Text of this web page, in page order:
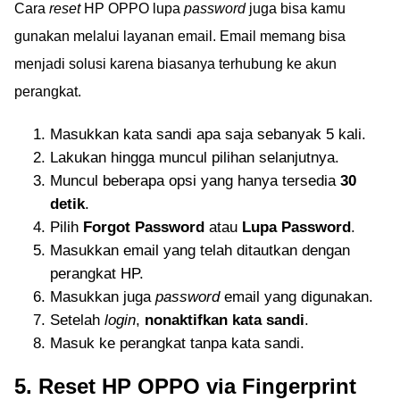
Cara resetHP OPPO lupa passwordjuga bisa kamu
gunakan melalui layanan email. Email memang bisa
menjadi solusi karena biasanya terhubung ke akun
perangkat.
Masukkan kata sandi apa saja sebanyak 5 kali.
Lakukan hingga muncul pilihan selanjutnya.
Muncul beberapa opsi yang hanya tersedia 30
detik.
Pilih Forgot Password atau Lupa Password .
Masukkan email yang telah ditautkan dengan
perangkat HP.
Masukkan juga passwordemail yang digunakan.
Setelah login, nonaktifkan kata sandi.
Masuk ke perangkat tanpa kata sandi.
5. Reset HP OPPO via Fingerprint